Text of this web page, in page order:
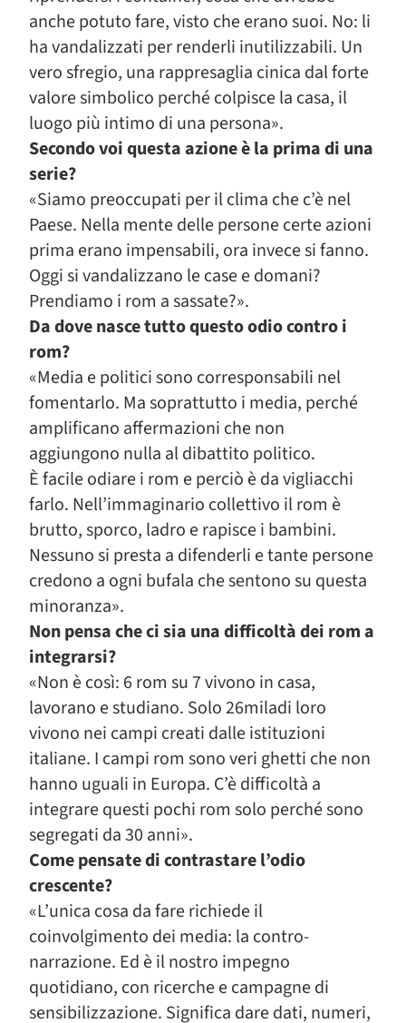
anche potuto fare, visto che erano suoi. No: li
ha vandalizzati per renderli inutilizzabili. Un
vero sfregio, una rappresaglia cinica dal forte
valore simbolico perché colpisce la casa, il
luogo più intimo di una persona».
Secondo voi questa azione è la prima di una
serie?
«Siamo preoccupati per il clima che c’è nel
Paese. Nella mente delle persone certe azioni
prima erano impensabili, ora invece si fanno.
Oggi si vandalizzano le case e domani?
Prendiamo i rom a sassate?».
Da dove nasce tutto questo odio contro i
rom?
«Media e politici sono corresponsabili nel
fomentarlo. Ma soprattutto i media, perché
amplificano affermazioni che non
aggiungono nulla al dibattito politico.
È facile odiare i rom e perciò è da vigliacchi
farlo. Nell’immaginario collettivo il rom è
brutto, sporco, ladro e rapisce i bambini.
Nessuno si presta a difenderli e tante persone
credono a ogni bufala che sentono su questa
minoranza».
Non pensa che ci sia una difficoltà dei rom a
integrarsi?
«Non è così: 6 rom su 7 vivono in casa,
lavorano e studiano. Solo 26miladi loro
vivono nei campi creati dalle istituzioni
italiane. I campi rom sono veri ghetti che non
hanno uguali in Europa. C’è difficoltà a
integrare questi pochi rom solo perché sono
segregati da 30 anni».
Come pensate di contrastare l’odio
crescente?
«L’unica cosa da fare richiede il
coinvolgimento dei media: la contro-
narrazione. Ed è il nostro impegno
quotidiano, con ricerche e campagne di
sensibilizzazione. Significa dare dati, numeri,